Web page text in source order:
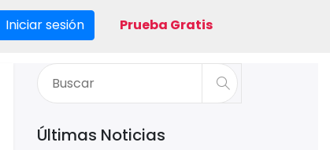
Iniciar sesión Prueba Gratis
Últimas Noticias